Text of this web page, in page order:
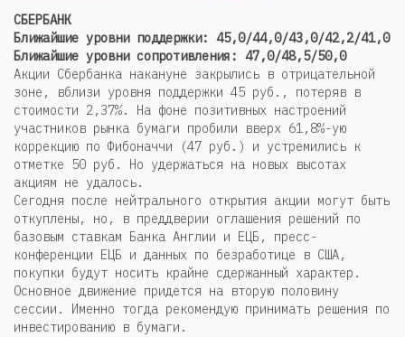
СБЕРБАНК
Ближайшие уровни поддержки: 45,0/44,0/43,0/42,2/41,0
Ближайшие уровни сопротивления: 47,0/48,5/50,0
Акции Сбербанка накануне закрылись в отрицательной
зоне, вблизи уровня поддержки 45 руб., потеряв в
стоимости 2,37%. На фоне позитивных настроений
участников рынка бумаги пробили вверх 61,8%-ую
коррекцию по Фибоначчи (47 руб.) и устремились к
отметке 50 руб. Но удержаться на новых высотах
акциям не удалось.
Сегодня после нейтрального открытия акции могут быть
откуплены, но, в преддверии оглашения решений по
базовым ставкам Банка Англии и ЕЦБ, пресс-
конференции ЕЦБ и данных по безработице в США,
покупки будут носить крайне сдержанный характер.
Основное движение придется на вторую половину
сессии. Именно тогда рекомендую принимать решения по
инвестированию в бумаги.